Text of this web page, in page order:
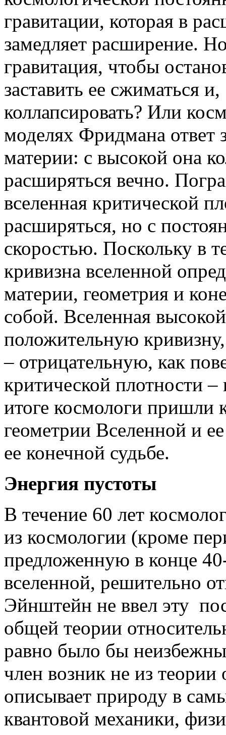
гравитации, которая в
замедляет расширение.
гравитация, чтобы
заставить ее сжиматься
коллапсировать? Или
моделях Фридмана ответ
материи: с высокой она
расширяться вечно.
вселенная критической
расширяться, но с
скоростью. Поскольку в
кривизна вселенной
материи, геометрия и
собой. Вселенная
положительную
– отрицательную, как
критической плотности
итоге космологи пришли
геометрии Вселенной и
ее конечной судьбе.
Энергия пустоты
В течение 60 лет
из космологии (кроме
предложенную в конце
вселенной, решительно
Эйнштейн не ввел эту
общей теории
равно было бы
член возник не из теории
описывает природу в
квантовой механики,